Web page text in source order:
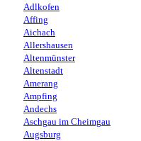
Adlkofen
Affing
Aichach
Allershausen
Altenmünster
Altenstadt
Amerang
Ampfing
Andechs
Aschgau im Cheimgau
Augsburg